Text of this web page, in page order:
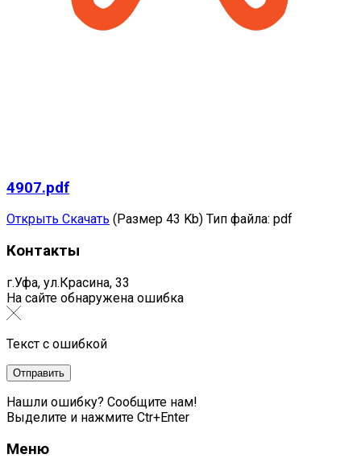
4907.pdf
Открыть Скачать (Размер 43 Kb) Тип файла: pdf
Контакты
г.Уфа, ул.Красина, 33
На сайте обнаружена ошибка
Текст с ошибкой
Нашли ошибку? Сообщите нам!
Выделите и нажмите Ctr+Enter
Меню